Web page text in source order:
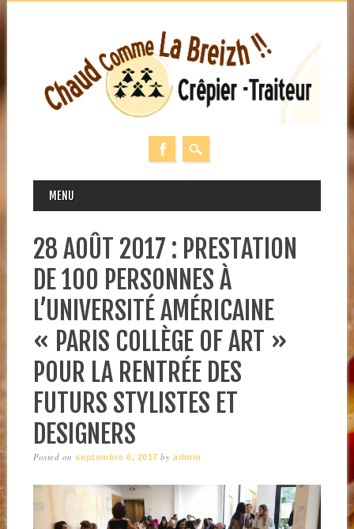
MAIN MENU
MENU
28 AOÛT 2017 : PRESTATION
DE 100 PERSONNES À
L’UNIVERSITÉ AMÉRICAINE
« PARIS COLLÈGE OF ART »
POUR LA RENTRÉE DES
FUTURS STYLISTES ET
DESIGNERS
Posted onseptembre 6, 2017 byadmin